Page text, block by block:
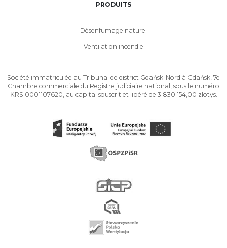
PRODUITS
Désenfumage naturel
Ventilation incendie
Société immatriculée au Tribunal de district Gdańsk-Nord à Gdańsk, 7e
Chambre commerciale du Registre judiciaire national, sous le numéro
KRS 0001107620, au capital souscrit et libéré de 3 830 154,00 zlotys.